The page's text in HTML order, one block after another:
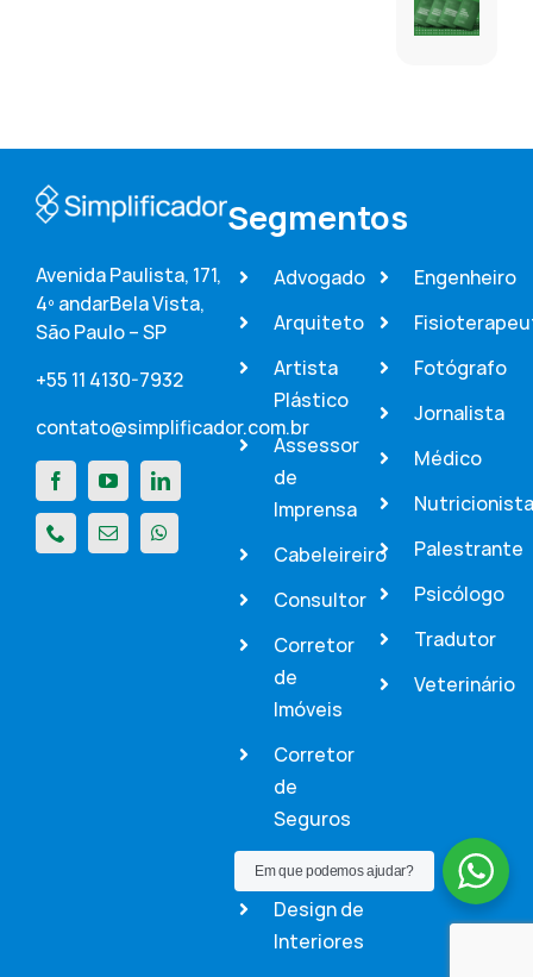
Avenida Paulista, 171,
4º andarBela Vista,
São Paulo – SP
+55 11 4130-7932
contato@simplificador.com.br
Segmentos
Advogado
Arquiteto
Artista
Plástico
Assessor
de
Imprensa
Cabeleireiro
Consultor
Corretor
de
Imóveis
Corretor
de
Seguros
Dentista
Design de
Interiores
Engenheiro
Fotógrafo
Jornalista
Médico
Nutricionista
Palestrante
Psicólogo
Tradutor
Veterinário
Em que podemos ajudar?